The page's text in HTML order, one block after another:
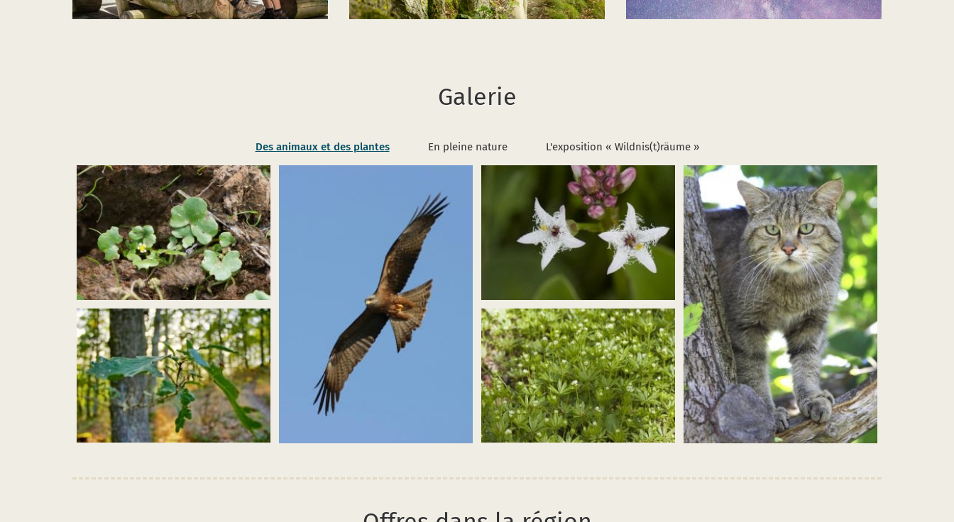
Galerie
Des animaux et des plantes En pleine nature L'exposition « Wildnis(t)räume »
l’image
(efeublättr
hahnenfuß_ranunculus
hederaceus_funkenbachtal_dhf_170602_01_pardey.jpg)
Schäf.jpg)
l’image
(fieber-
klee_menyanthes
trifoliata_blütenstand_mühlenbachtal_dreiborner
hochfläche_120612_02.jpg)
Herbert